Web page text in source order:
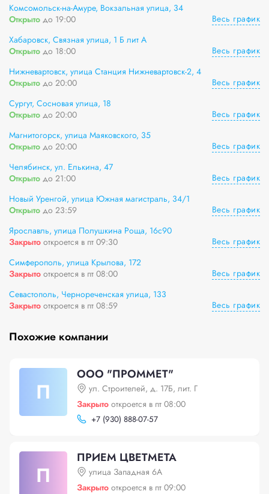
Комсомольск-на-Амуре, Вокзальная улица, 34
Открыто до 19:00
Весь график
Хабаровск, Связная улица, 1 Б лит А
Открыто до 18:00
Весь график
Нижневартовск, улица Станция Нижневартовск-2, 4
Открыто до 20:00
Весь график
Сургут, Сосновая улица, 18
Открыто до 20:00
Весь график
Магнитогорск, улица Маяковского, 35
Открыто до 20:00
Весь график
Челябинск, ул. Елькина, 47
Открыто до 21:00
Весь график
Новый Уренгой, улица Южная магистраль, 34/1
Открыто до 23:59
Весь график
Ярославль, улица Полушкина Роща, 16с90
Закрыто откроется в пт 09:30
Весь график
Симферополь, улица Крылова, 172
Закрыто откроется в пт 08:00
Весь график
Севастополь, Чернореченская улица, 133
Закрыто откроется в пт 08:59 Весь график
Похожие компании
П
ООО "ПРОММЕТ"
ул. Строителей, д. 17Б, лит. Г
Закрыто откроется в пт 08:00
+7 (930) 888-07-57
П
ПРИЕМ ЦВЕТМЕТА
улица Западная 6А
Закрыто откроется в пт 09:00